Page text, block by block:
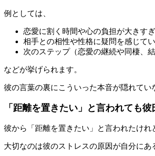
例としては、
恋愛に割く時間や心の負担が大きす
相手との相性や性格に疑問を感じて
次のステップ（恋愛の継続や同棲、
などが挙げられます。
彼の言葉の裏にこういった本音が隠れてい
「距離を置きたい」と言われても
彼から「距離を置きたい」と言われたけ
大切なのは彼のストレスの原因が自分にあ